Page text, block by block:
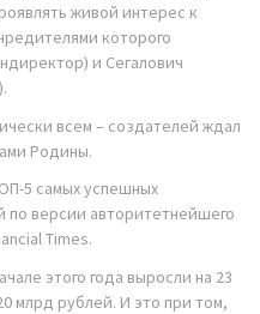
живой интерес к
которого
и Сегалович
всем – создателей ждал
Родины.
5 самых успешных
по версии авторитетнейшего
Times.
этого года выросли на 23
млрд рублей. И это при том,